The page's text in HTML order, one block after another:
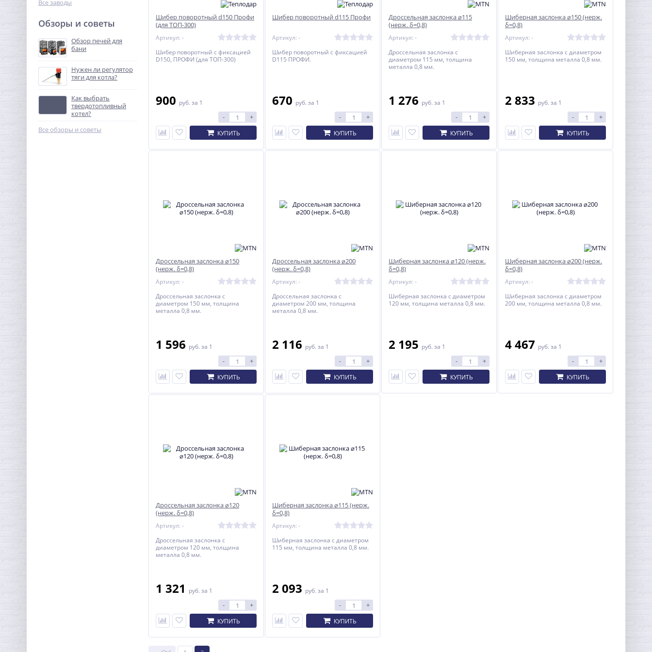
Все заводы
Обзоры и советы
Обзор печей для
бани
Нужен ли регулятор
тяги для котла?
Как выбрать
твердотопливный
котел?
Все обзоры и советы
Шибер поворотный d150 Профи
(для ТОП-300)
Артикул: -
Шибер поворотный с фиксацией
D150, ПРОФИ (для ТОП-300)
900 руб. за 1
- +
КУПИТЬ
Шибер поворотный d115 Профи
Артикул: -
Шибер поворотный с фиксацией
D115 ПРОФИ.
670 руб. за 1
- +
КУПИТЬ
Дроссельная заслонка ⌀115
(нерж. δ=0,8)
Артикул: -
Дроссельная заслонка с
диаметром 115 мм, толщина
металла 0,8 мм.
1 276 руб. за 1
- +
КУПИТЬ
Шиберная заслонка ⌀150 (нерж.
δ=0,8)
Артикул: -
Шиберная заслонка с диаметром
150 мм, толщина металла 0,8 мм.
2 833 руб. за 1
- +
КУПИТЬ
Дроссельная заслонка ⌀150
(нерж. δ=0,8)
Артикул: -
Дроссельная заслонка с
диаметром 150 мм, толщина
металла 0,8 мм.
1 596 руб. за 1
- +
КУПИТЬ
Дроссельная заслонка ⌀200
(нерж. δ=0,8)
Артикул: -
Дроссельная заслонка с
диаметром 200 мм, толщина
металла 0,8 мм.
2 116 руб. за 1
- +
КУПИТЬ
Шиберная заслонка ⌀120 (нерж.
δ=0,8)
Артикул: -
Шиберная заслонка с диаметром
120 мм, толщина металла 0,8 мм.
2 195 руб. за 1
- +
КУПИТЬ
Шиберная заслонка ⌀200 (нерж.
δ=0,8)
Артикул: -
Шиберная заслонка с диаметром
200 мм, толщина металла 0,8 мм.
4 467 руб. за 1
- +
КУПИТЬ
Дроссельная заслонка ⌀120
(нерж. δ=0,8)
Артикул: -
Дроссельная заслонка с
диаметром 120 мм, толщина
металла 0,8 мм.
1 321 руб. за 1
- +
КУПИТЬ
Шиберная заслонка ⌀115 (нерж.
δ=0,8)
Артикул: -
Шиберная заслонка с диаметром
115 мм, толщина металла 0,8 мм.
2 093 руб. за 1
- +
КУПИТЬ